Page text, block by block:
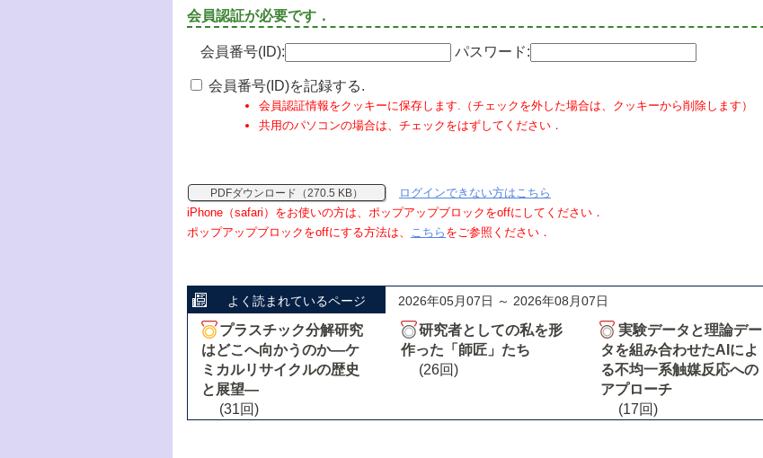
会員認証が必要です．
会員番号(ID): パスワード:
会員番号(ID)を記録する.
会員認証情報をクッキーに保存します.（チェックを外した場合は、クッキーから削除します）
共用のパソコンの場合は、チェックをはずしてください．
PDFダウンロード（270.5 KB）
ログインできない方はこちら
iPhone（safari）をお使いの方は、ポップアップブロックをoffにしてください．
ポップアップブロックをoffにする方法は、 こちら をご参照ください．
よく読まれているページ 2026年05月07日 ～ 2026年08月07日
プラスチック分解研究
はどこへ向かうのか―ケ
ミカルリサイクルの歴史
と展望―
(31回)
研究者としての私を形
作った「師匠」たち
(26回)
実験データと理論デー
タを組み合わせたAIによ
る不均一系触媒反応への
アプローチ
(17回)